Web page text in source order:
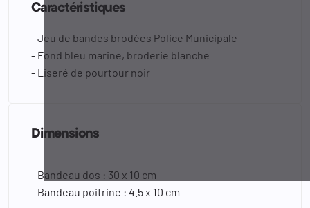
Caractéristiques
- Jeu de bandes brodées Police Municipale
- Fond bleu marine, broderie blanche
- Liseré de pourtour noir
Dimensions
- Bandeau dos : 30 x 10 cm
- Bandeau poitrine : 4.5 x 10 cm